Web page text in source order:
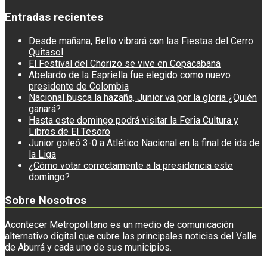
Entradas recientes
Desde mañana, Bello vibrará con las Fiestas del Cerro
Quitasol
El Festival del Chorizo se vive en Copacabana
Abelardo de la Espriella fue elegido como nuevo
presidente de Colombia
Nacional busca la hazaña, Junior va por la gloria ¿Quién
ganará?
Hasta este domingo podrá visitar la Feria Cultura y
Libros de El Tesoro
Junior goleó 3-0 a Atlético Nacional en la final de ida de
la Liga
¿Cómo votar correctamente a la presidencia este
domingo?
Sobre Nosotros
Acontecer Metropolitano es un medio de comunicación
alternativo digital que cubre las principales noticias del Valle
de Aburrá y cada uno de sus municipios.